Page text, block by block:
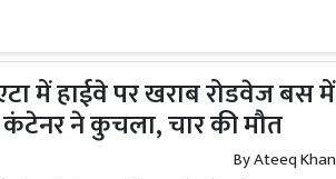
में हाईवे पर खराब रोडवेज बस में
कंटेनर ने कुचला, चार की मौत
ByAteeq Khan